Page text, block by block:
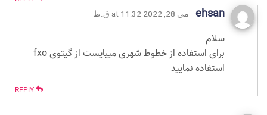
ehsan · می 28, 2022 at 11:32 ق.ظ
سلام
برای استفاده از خطوط شهری میبایست از گیتوی fxo
استفاده نمایید